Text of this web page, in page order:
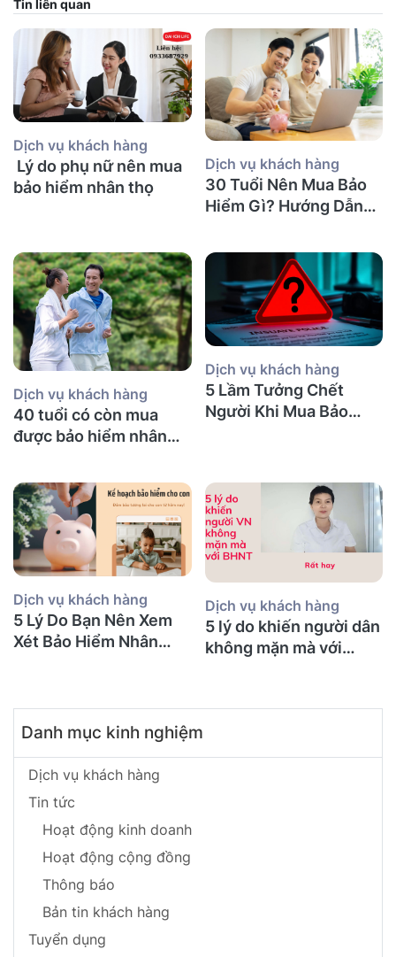
Tin liên quan
Dịch vụ khách hàng
Lý do phụ nữ nên mua
bảo hiểm nhân thọ
Dịch vụ khách hàng
30 Tuổi Nên Mua Bảo
Hiểm Gì? Hướng Dẫn
Dịch vụ khách hàng
40 tuổi có còn mua
được bảo hiểm nhân
bảo hiểm gì?
Dịch vụ khách hàng
5 Lầm Tưởng Chết
Người Khi Mua Bảo
Dịch vụ khách hàng
5 Lý Do Bạn Nên Xem
Xét Bảo Hiểm Nhân
Dịch vụ khách hàng
5 lý do khiến người dân
không mặn mà với
Danh mục kinh nghiệm
Dịch vụ khách hàng
Tin tức
Hoạt động kinh doanh
Hoạt động cộng đồng
Thông báo
Bản tin khách hàng
Tuyển dụng